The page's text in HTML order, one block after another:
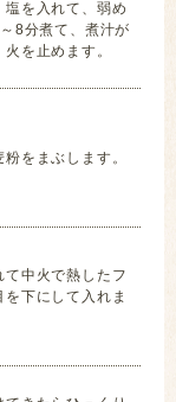
塩を入れて、弱め
8分煮て、煮汁が
を止めます。
をまぶします。
て中火で熱したフ
下にして入れま